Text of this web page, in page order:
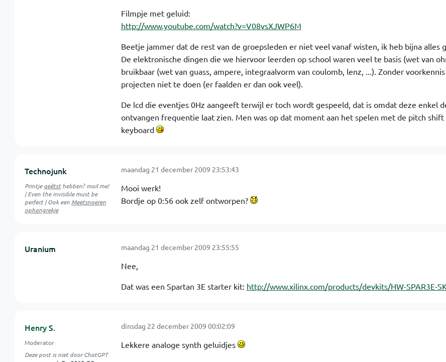
Filmpje met geluid:
http://www.youtube.com/watch?v=V08vsXJWP6M
Beetje jammer dat de rest van de groepsleden er niet veel vanaf wisten, ik heb bijna alles
De elektronische dingen die we hiervoor leerden op school waren veel te basis (wet van
bruikbaar (wet van guass, ampere, integraalvorm van coulomb, lenz, ...). Zonder
projecten niet te doen (er faalden er dan ook veel).
De lcd die eventjes 0Hz aangeeft terwijl er toch wordt gespeeld, dat is omdat deze enkel
ontvangen frequentie laat zien. Men was op dat moment aan het spelen met de pitch
keyboard
Technojunk
Printjegeëtsthebben? mail me!
| Even the invisible must be
perfect | Ook een Meetsnoeren
ophangrekje
maandag 21 december 2009 23:53:43
Mooi werk!
Bordje op 0:56 ook zelf ontworpen?
Uranium maandag 21 december 2009 23:55:55
Nee,
Dat was een Spartan 3E starter kit: http://www.xilinx.com/products/devkits/HW-SPAR3E-
Henry S.
Moderator
Deze post is niet door ChatGPT
dinsdag 22 december 2009 00:02:09
Lekkere analoge synth geluidjes